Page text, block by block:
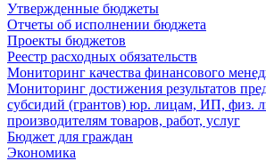
Утвержденные бюджеты
Отчеты об исполнении бюджета
Проекты бюджетов
Реестр расходных обязательств
Мониторинг качества финансового
Мониторинг достижения результатов
субсидий (грантов) юр. лицам, ИП, физ.
производителям товаров, работ, услуг
Бюджет для граждан
Экономика